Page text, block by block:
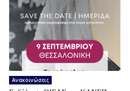
Ανακοινώσεις